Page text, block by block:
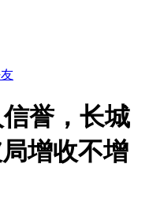
誉，长城
增收不增